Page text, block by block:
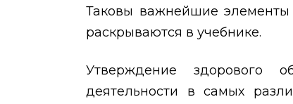
Таковы важнейшие элементы
раскрываются в учебнике.
Утверждение здорового
деятельности в самых